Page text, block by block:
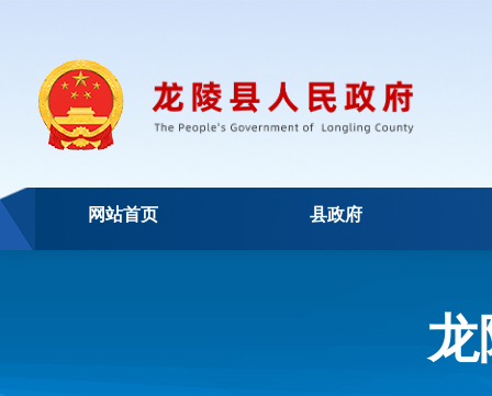
网站首页 县政府